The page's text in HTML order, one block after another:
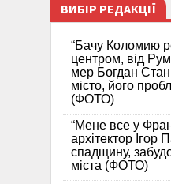
ВИБІР РЕДАКЦІЇ
“Бачу Коломию
центром, від
мер Богдан
місто, його
(ФОТО)
“Мене все у
архітектор Ігор
спадщину,
міста (ФОТО)